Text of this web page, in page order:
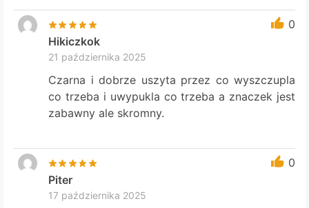
0
Hikiczkok
21 października 2025
Czarna i dobrze uszyta przez co wyszczupla
co trzeba i uwypukla co trzeba a znaczek jest
zabawny ale skromny.
0
Piter
17 października 2025